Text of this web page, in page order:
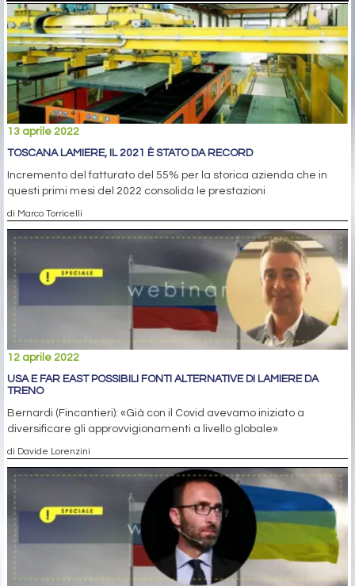
13 aprile 2022
TOSCANA LAMIERE, IL 2021 È STATO DA RECORD
Incremento del fatturato del 55% per la storica azienda che in
questi primi mesi del 2022 consolida le prestazioni
di Marco Torricelli
12 aprile 2022
USA E FAR EAST POSSIBILI FONTI ALTERNATIVE DI LAMIERE DA
TRENO
Bernardi (Fincantieri): «Già con il Covid avevamo iniziato a
diversificare gli approvvigionamenti a livello globale»
di Davide Lorenzini